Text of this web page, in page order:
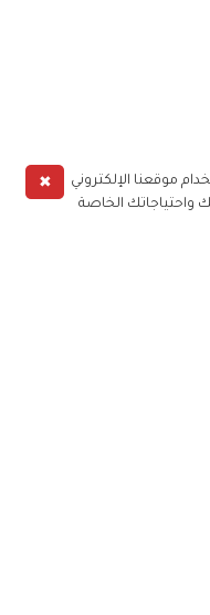
✖
موقعنا الإلكتروني
واحتياجاتك الخاصة